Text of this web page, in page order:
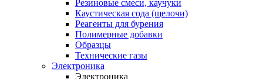
Резиновые смеси, каучуки
Каустическая сода (щелочи)
Реагенты для бурения
Полимерные добавки
Образцы
Технические газы
Электроника
Электроника